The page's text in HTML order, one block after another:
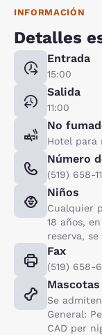
INFORMACIÓN
Detalles
Entrada
15:00
Salida
11:00
No
Hotel para
Número
(519) 658-
Niños
Cualquier
18 años,
reserva,
Fax
(519) 658-
Mascotas
Se
General:
CAD per